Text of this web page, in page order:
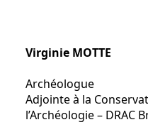
Virginie MOTTE
Archéologue
Adjointe à la
l’Archéologie – DRAC